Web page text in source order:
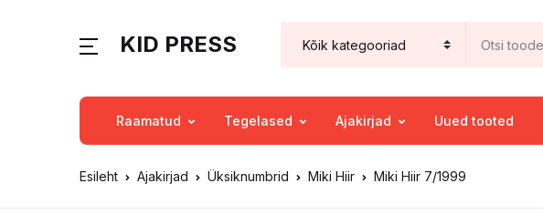
KID PRESS
Raamatud Tegelased Ajakirjad Uued tooted
Esileht Ajakirjad Üksiknumbrid Miki Hiir Miki Hiir 7/1999